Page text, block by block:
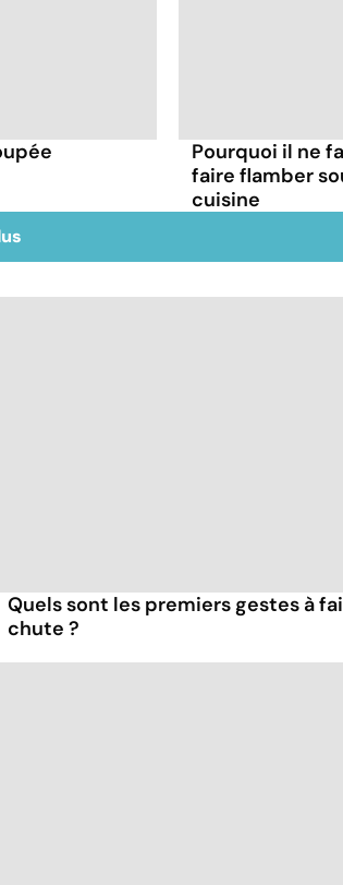
Pourquoi il ne
faire flamber
cuisine
Quels sont les premiers gestes à
chute ?